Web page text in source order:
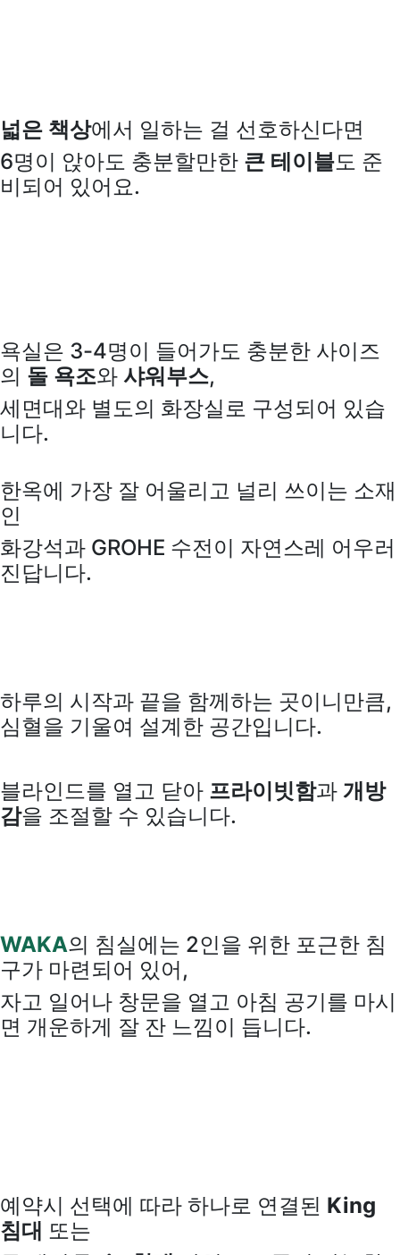
넓은 책상에서 일하는 걸 선호하신다면
6명이 앉아도 충분할만한 큰 테이블도 준
비되어 있어요.
욕실은 3-4명이 들어가도 충분한 사이즈
의 돌 욕조와 샤워부스,
세면대와 별도의 화장실로 구성되어 있습
니다.
한옥에 가장 잘 어울리고 널리 쓰이는 소재
인
화강석과 GROHE 수전이 자연스레 어우러
진답니다.
하루의 시작과 끝을 함께하는 곳이니만큼,
심혈을 기울여 설계한 공간입니다.
블라인드를 열고 닫아 프라이빗함과 개방
감을 조절할 수 있습니다.
WAKA의 침실에는 2인을 위한 포근한 침
구가 마련되어 있어,
자고 일어나 창문을 열고 아침 공기를 마시
면 개운하게 잘 잔 느낌이 듭니다.
예약시 선택에 따라 하나로 연결된 King
침대 또는